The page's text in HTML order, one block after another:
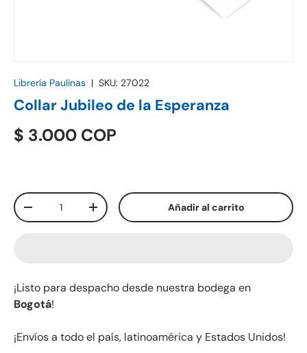
Librería Paulinas | SKU: 27022
Collar Jubileo de la Esperanza
$ 3.000 COP
Cant.
-
+ Añadir al carrito
¡Listo para despacho desde nuestra bodega en
Bogotá!
¡Envíos a todo el país, latinoamérica y Estados Unidos!